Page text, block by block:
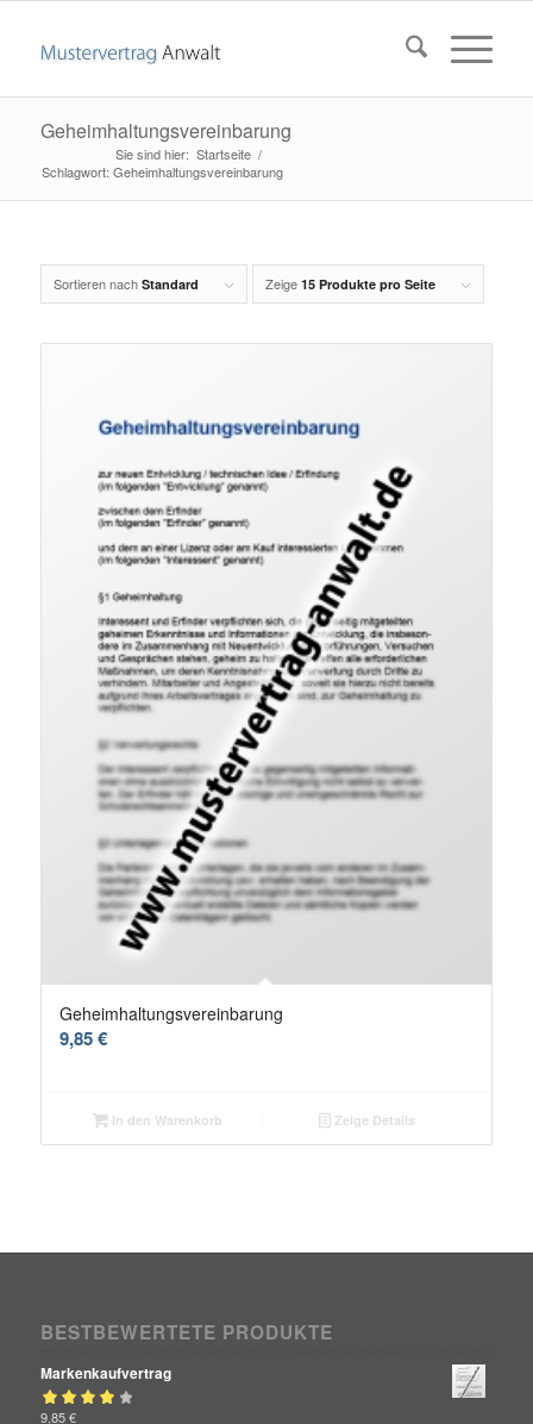
Geheimhaltungsvereinbarung
Startseite /
Schlagwort: Geheimhaltungsvereinbarung
Sortieren nach Standard Zeige 15 Produkte pro Seite
Geheimhaltungsvereinbarung
9,85€
In den Warenkorb Zeige Details
BESTBEWERTETE PRODUKTE
Markenkaufvertrag
Bewertet mit
9,85€